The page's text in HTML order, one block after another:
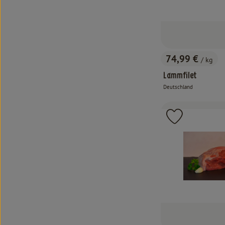
, Preis:
74,99 € / kg
Lammfilet
, Herkunft:
Deutschland
Produkt